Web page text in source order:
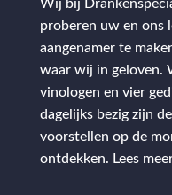
Wij bij
proberen uw en ons
aangenamer te
waar wij in geloven.
vinologen en vier
dagelijks bezig zijn
voorstellen op de
ontdekken. Lees